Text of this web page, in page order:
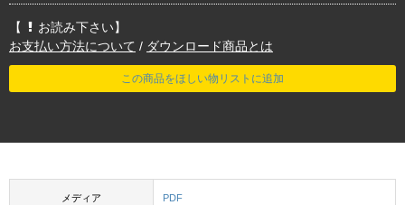
【
お読み下さい】
お支払い方法について / ダウンロード商品とは
この商品をほしい物リストに追加
メディア PDF